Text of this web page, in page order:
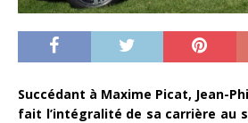
Succédant à Maxime Picat, Jean-
fait l’intégralité de sa carrière au